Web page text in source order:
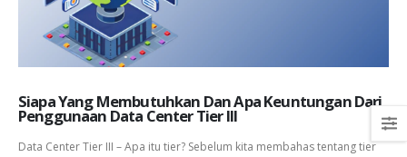
Siapa Yang Membutuhkan Dan Apa Keuntungan Dari
Penggunaan Data Center Tier III
Data Center Tier III – Apa itu tier? Sebelum kita membahas tentang tier